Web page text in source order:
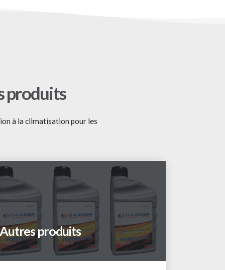
produits
à la climatisation pour les
Autres produits